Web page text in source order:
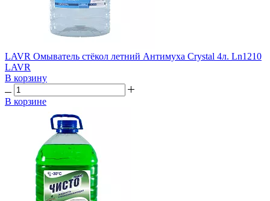
LAVR Омыватель стёкол летний Антимуха Crystal 4л. Ln1210
LAVR
В корзину
В корзине